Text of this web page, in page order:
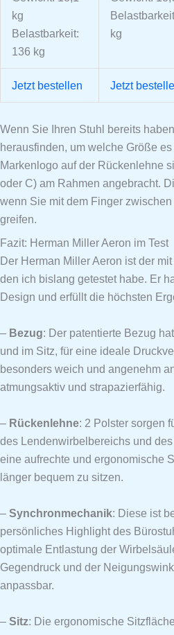
kg
Belastbarkeit:
136 kg
kg
Jetzt bestellen Jetzt
Wenn Sie Ihren Stuhl bereits
herausfinden, um welche Größe
Markenlogo auf der Rückenlehne
oder C) am Rahmen angebracht.
wenn Sie mit dem Finger
greifen.
Fazit: Herman Miller Aeron im Test
Der Herman Miller Aeron ist der
den ich bislang getestet habe. Er
Design und erfüllt die höchsten
– Bezug: Der patentierte Bezug
und im Sitz, für eine ideale
besonders weich und angenehm
atmungsaktiv und strapazierfähig.
– Rückenlehne: 2 Polster sorgen
des Lendenwirbelbereichs und
eine aufrechte und ergonomische
länger bequem zu sitzen.
– Synchronmechanik: Diese ist
persönliches Highlight des
optimale Entlastung der
Gegendruck und der
anpassbar.
– Sitz: Die ergonomische